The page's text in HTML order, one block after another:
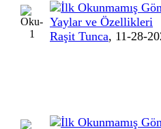
Yaylar ve Özellikleri
Raşit Tunca, 11-28-